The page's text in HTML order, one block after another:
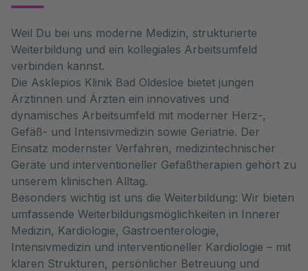
Weil Du bei uns moderne Medizin, strukturierte
Weiterbildung und ein kollegiales Arbeitsumfeld
verbinden kannst.
Die Asklepios Klinik Bad Oldesloe bietet jungen
Ärztinnen und Ärzten ein innovatives und
dynamisches Arbeitsumfeld mit moderner Herz-,
Gefäß- und Intensivmedizin sowie Geriatrie. Der
Einsatz modernster Verfahren, medizintechnischer
Geräte und interventioneller Gefäßtherapien gehört zu
unserem klinischen Alltag.
Besonders wichtig ist uns die Weiterbildung: Wir bieten
umfassende Weiterbildungsmöglichkeiten in Innerer
Medizin, Kardiologie, Gastroenterologie,
Intensivmedizin und interventioneller Kardiologie – mit
klaren Strukturen, persönlicher Betreuung und